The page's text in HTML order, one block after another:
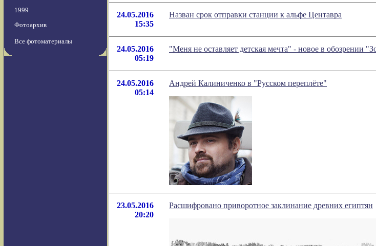
1999
Фотоархив
Все фотоматериалы
24.05.2016
15:35
Назван срок отправки станции к альфе Центавра
24.05.2016
05:19
"Меня не оставляет детская мечта" - новое в обозрении
24.05.2016
05:14
Андрей Калиниченко в "Русском переплёте"
23.05.2016
20:20
Расшифровано приворотное заклинание древних египтян